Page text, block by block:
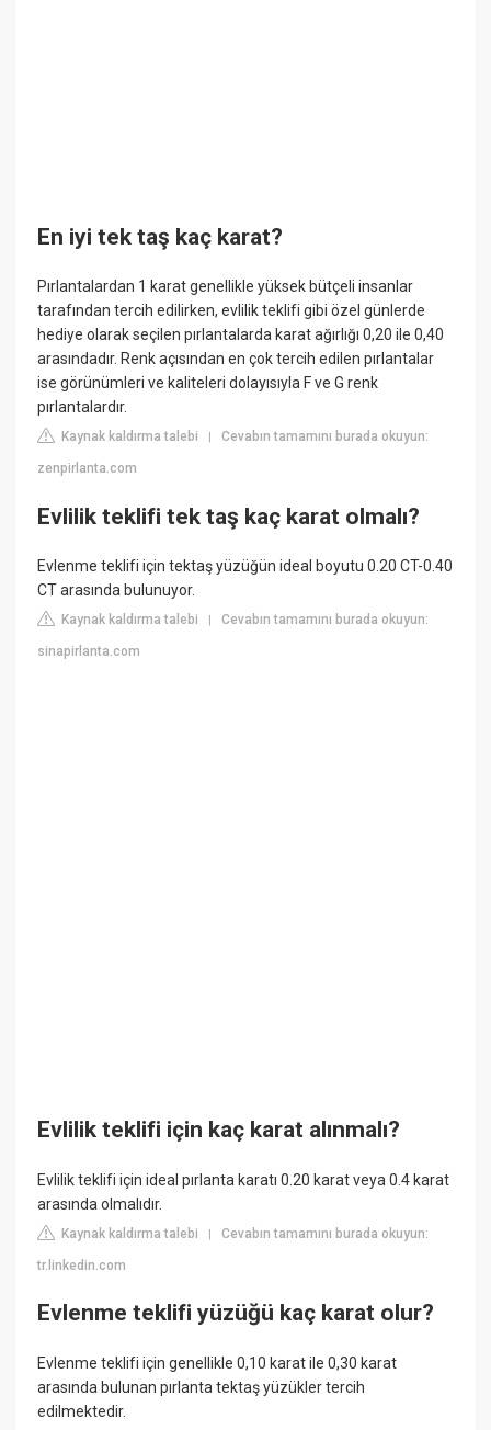
En iyi tek taş kaç karat?
Pırlantalardan 1 karat genellikle yüksek bütçeli insanlar
tarafından tercih edilirken, evlilik teklifi gibi özel günlerde
hediye olarak seçilen pırlantalarda karat ağırlığı 0,20 ile 0,40
arasındadır. Renk açısından en çok tercih edilen pırlantalar
ise görünümleri ve kaliteleri dolayısıyla F ve G renk
pırlantalardır.
Kaynak kaldırma talebi |Cevabın tamamını burada okuyun:
zenpirlanta.com
Evlilik teklifi tek taş kaç karat olmalı?
Evlenme teklifi için tektaş yüzüğün ideal boyutu 0.20 CT-0.40
CT arasında bulunuyor.
Kaynak kaldırma talebi |Cevabın tamamını burada okuyun:
sinapirlanta.com
Evlilik teklifi için kaç karat alınmalı?
Evlilik teklifi için ideal pırlanta karatı 0.20 karat veya 0.4 karat
arasında olmalıdır.
Kaynak kaldırma talebi |Cevabın tamamını burada okuyun:
tr.linkedin.com
Evlenme teklifi yüzüğü kaç karat olur?
Evlenme teklifi için genellikle 0,10 karat ile 0,30 karat
arasında bulunan pırlanta tektaş yüzükler tercih
edilmektedir.